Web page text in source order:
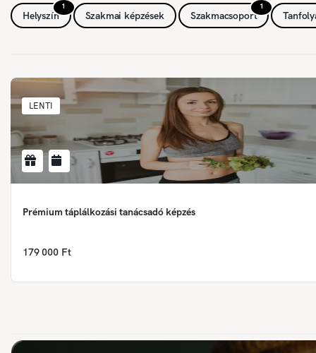
1
Helyszín Szakmai képzések
1
Szakmacsoport
LENTI
Prémium táplálkozási tanácsadó képzés
179 000 Ft